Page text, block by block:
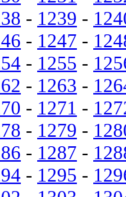
- 1239 -
- 1247 -
- 1255 -
- 1263 -
- 1271 -
- 1279 -
- 1287 -
- 1295 -